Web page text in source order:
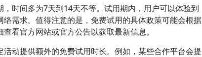
时间多为7天到14天不等。试用期内，用户可以体验到
需求。值得注意的是，免费试用的具体政策可能会根据
看官方网站或官方公告以获取最新信息。
动提供额外的免费试用时长。例如，某些合作平台会提